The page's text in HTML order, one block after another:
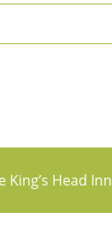
King’s Head Inn